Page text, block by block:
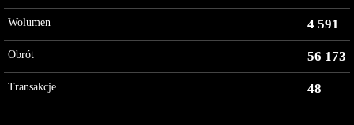
Wolumen 4 591
Obrót 56 173
Transakcje 48